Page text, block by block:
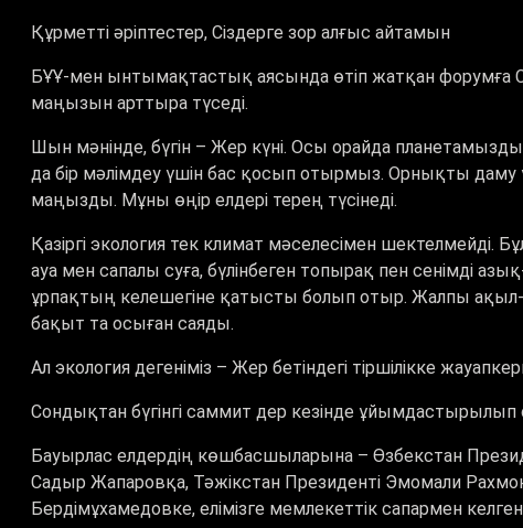
Құрметті әріптестер, Сіздерге зор алғыс айтамын
БҰҰ-мен ынтымақтастық аясында өтіп жатқан форумға
маңызын арттыра түседі.
Шын мәнінде, бүгін – Жер күні. Осы орайда
да бір мәлімдеу үшін бас қосып отырмыз. Орнықты даму
маңызды. Мұны өңір елдері терең түсінеді.
Қазіргі экология тек климат мәселесімен шектелмейді.
ауа мен сапалы суға, бүлінбеген топырақ пен сенімді
ұрпақтың келешегіне қатысты болып отыр. Жалпы
бақыт та осыған саяды.
Ал экология дегеніміз – Жер бетіндегі тіршілікке
Сондықтан бүгінгі саммит дер кезінде ұйымдастырылып
Бауырлас елдердің көшбасшыларына – Өзбекстан
Садыр Жапаровқа, Тәжікстан Президенті Эмомали
Бердімұхамедовке, елімізге мемлекеттік сапармен